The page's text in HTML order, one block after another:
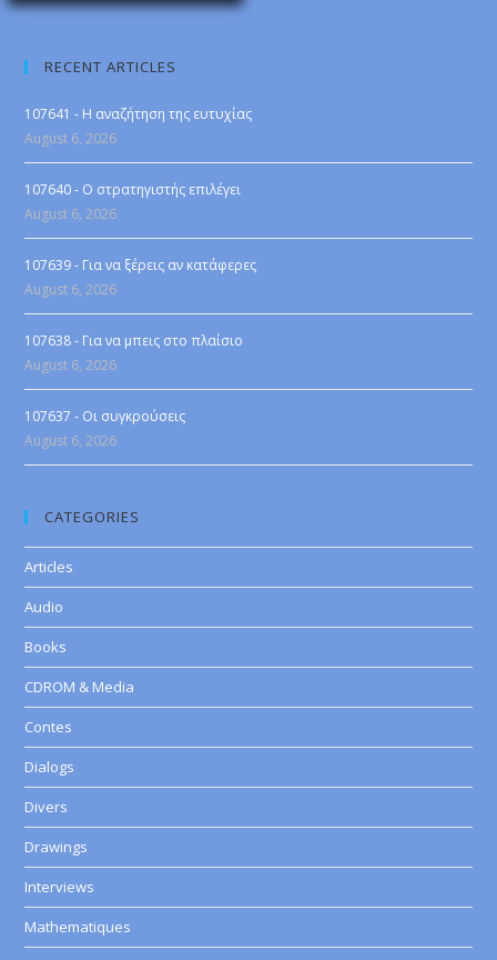
RECENT ARTICLES
107641 - Η αναζήτηση της ευτυχίας
August 6, 2026
107640 - Ο στρατηγιστής επιλέγει
August 6, 2026
107639 - Για να ξέρεις αν κατάφερες
August 6, 2026
107638 - Για να μπεις στο πλαίσιο
August 6, 2026
107637 - Οι συγκρούσεις
August 6, 2026
CATEGORIES
Articles
Audio
Books
CDROM & Media
Contes
Dialogs
Divers
Drawings
Interviews
Mathematiques